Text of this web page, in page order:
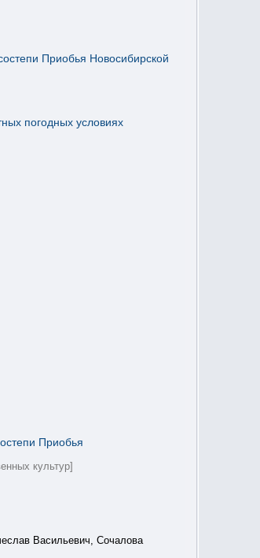
Приобья Новосибирской
погодных условиях
Приобья
культур]
Васильевич, Сочалова